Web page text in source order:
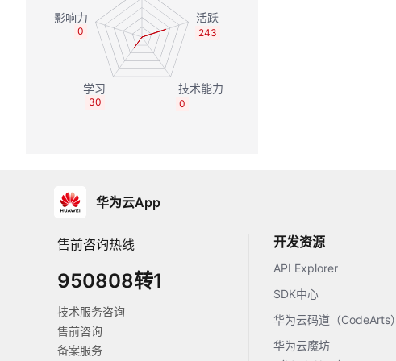
243
0
30
0
华为云App
售前咨询热线
950808转1
技术服务咨询
售前咨询
备案服务
开发资源
API Explorer
SDK中心
华为云码道（CodeArts）
华为云魔坊